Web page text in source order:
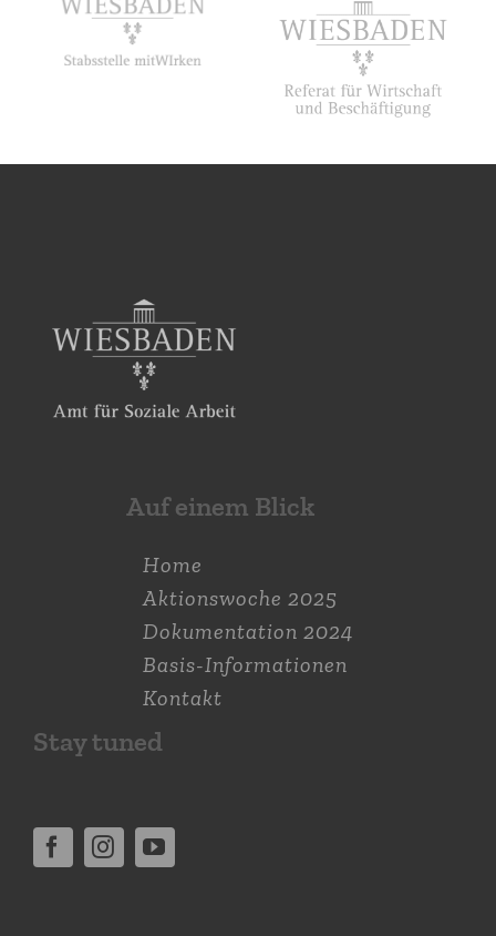
Auf einem Blick
Home
Aktions­woche 2025
Dokumen­tation 2024
Basis-Informationen
Kontakt
Stay tuned